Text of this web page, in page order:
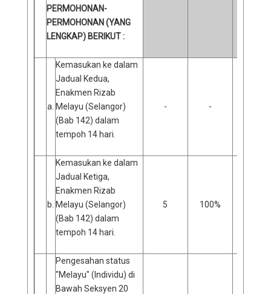
PERMOHONAN-
PERMOHONAN (YANG
LENGKAP) BERIKUT :
a.
Kemasukan ke dalam
Jadual Kedua,
Enakmen Rizab
Melayu (Selangor)
(Bab 142) dalam
tempoh 14 hari.
- -
b.
Kemasukan ke dalam
Jadual Ketiga,
Enakmen Rizab
Melayu (Selangor)
(Bab 142) dalam
tempoh 14 hari.
5 100%
Pengesahan status
"Melayu" (Individu) di
Bawah Seksyen 20